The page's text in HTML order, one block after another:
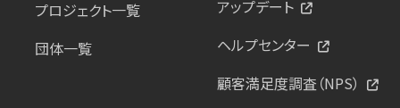
プロジェクト一覧
団体一覧
アップデート
ヘルプセンター
顧客満足度調査（NPS）